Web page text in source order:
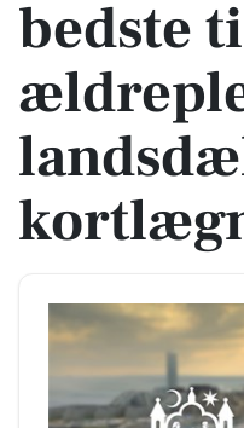
bedste